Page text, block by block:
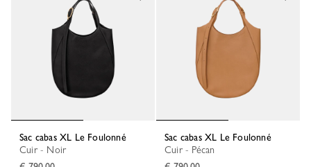
Sac cabas XL Le Foulonné
Cuir - Noir
Sac cabas XL Le Foulonné
Cuir - Pécan